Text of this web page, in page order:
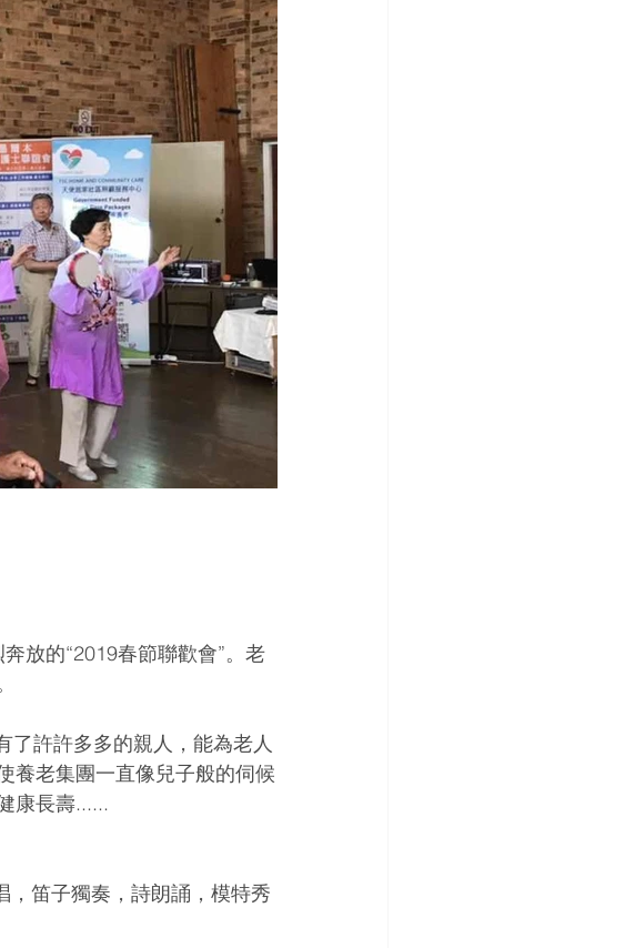
放的“2019春節聯歡會”。老
了許許多多的親人，能為老人
養老集團一直像兒子般的伺候
康長壽......
，笛子獨奏，詩朗誦，模特秀